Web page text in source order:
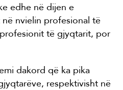
edhe në dijen e
nvielin profesional të
të gjyqtarit, por
dakord që ka pika
respektivisht në